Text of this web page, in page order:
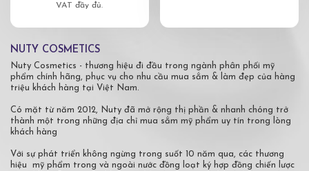
VAT đầy đủ.
NUTY COSMETICS
Nuty Cosmetics - thương hiệu đi đầu trong ngành phân phối mỹ
phẩm chính hãng, phục vụ cho nhu cầu mua sắm & làm đẹp của hàng
triệu khách hàng tại Việt Nam.
Có mặt từ năm 2012, Nuty đã mở rộng thị phần & nhanh chóng trở
thành một trong những địa chỉ mua sắm mỹ phẩm uy tín trong lòng
khách hàng
Với sự phát triển không ngừng trong suốt 10 năm qua, các thương
hiệu mỹ phẩm trong và ngoài nước đồng loạt ký hợp đồng chiến lược